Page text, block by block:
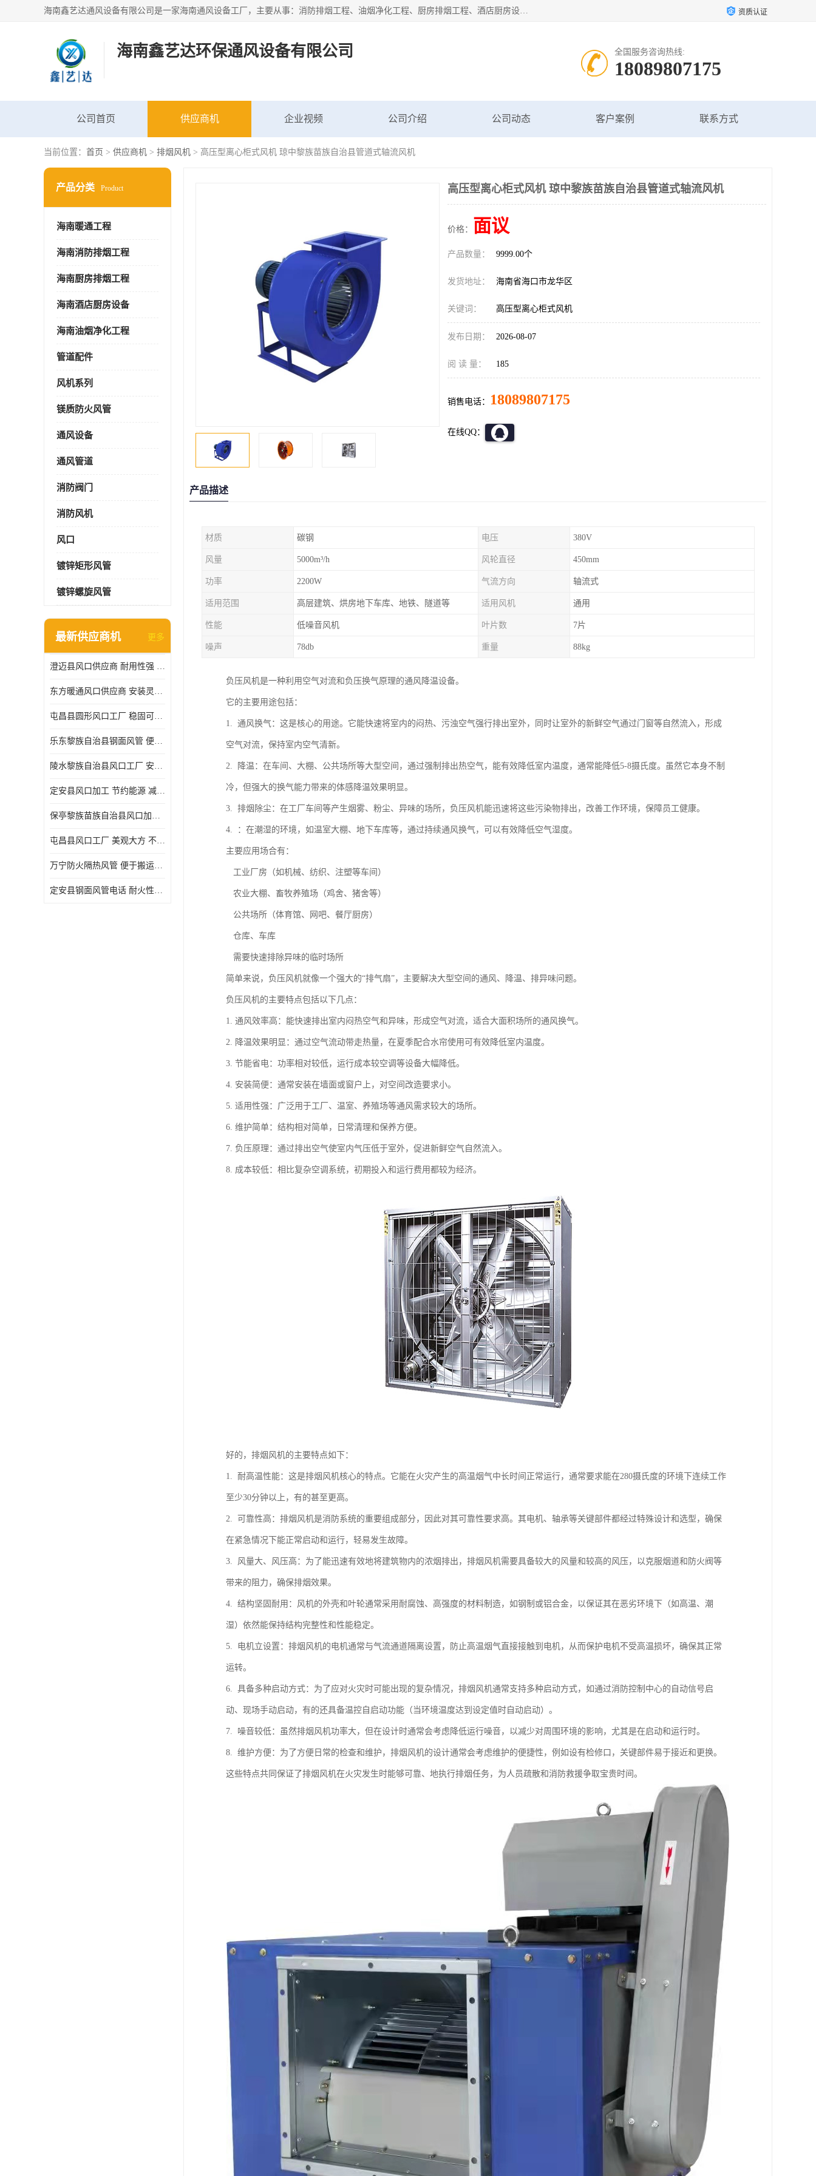
海南鑫艺达通风设备有限公司是一家海南通风设备工厂，主要从事：消防排烟工程、油烟净化工程、厨房排烟工程、酒店厨房设备、新风排风系统、镀锌铁皮管道加工、暖通工程、通风管道安装、消防火阀百叶风口等业务。公司拥有管道及配件一体化工厂生产线，良好的售后服务，良好的设计团队，良好的施工团队、良好管理人员，掌握畅通丰富的信息、市场渠道。 资质认证
海南鑫艺达环保通风设备有限公司 全国服务咨询热线:
18089807175
公司首页 供应商机 企业视频 公司介绍 公司动态 客户案例 联系方式
当前位置： 首页 > 供应商机 > 排烟风机 > 高压型离心柜式风机 琼中黎族苗族自治县管道式轴流风机
产品分类 Product
海南暖通工程
海南消防排烟工程
海南厨房排烟工程
海南酒店厨房设备
海南油烟净化工程
管道配件
风机系列
镁质防火风管
通风设备
通风管道
消防阀门
消防风机
风口
镀锌矩形风管
镀锌螺旋风管
最新供应商机 更多
澄迈县风口供应商 耐用性强 能够减少能源消耗
东方暖通风口供应商 安装灵活 调节功能强
屯昌县圆形风口工厂 稳固可靠 方便清洁和维修
乐东黎族自治县钢面风管 便于搬运和安装 能够抵抗高温和火灾
陵水黎族自治县风口工厂 安装简便 安装也相对容易
定安县风口加工 节约能源 减少能量损失
保亭黎族苗族自治县风口加工 减少能耗 以适应不同的需求
屯昌县风口工厂 美观大方 不仅具有实用功能
万宁防火隔热风管 便于搬运和安装 良好的导热性能
定安县钢面风管电话 耐火性能好 能够抵抗高温和火灾
高压型离心柜式风机 琼中黎族苗族自治县管道式轴流风机
价格： 面议
产品数量： 9999.00个
发货地址： 海南省海口市龙华区
关键词： 高压型离心柜式风机
发布日期： 2026-08-07
阅 读 量： 185
销售电话： 18089807175
在线QQ：
产品描述
材质 碳钢 电压 380V
风量 5000m³/h 风轮直径 450mm
功率 2200W 气流方向 轴流式
适用范围 高层建筑、烘房地下车库、地铁、隧道等 适用风机 通用
性能 低噪音风机 叶片数 7片
噪声 78db 重量 88kg
负压风机是一种利用空气对流和负压换气原理的通风降温设备。
它的主要用途包括：
1. 通风换气：这是核心的用途。它能快速将室内的闷热、污浊空气强行排出室外，同时让室外的新鲜空气通过门窗等自然流入，形成
空气对流，保持室内空气清新。
2. 降温：在车间、大棚、公共场所等大型空间，通过强制排出热空气，能有效降低室内温度，通常能降低5-8摄氏度。虽然它本身不制
冷，但强大的换气能力带来的体感降温效果明显。
3. 排烟除尘：在工厂车间等产生烟雾、粉尘、异味的场所，负压风机能迅速将这些污染物排出，改善工作环境，保障员工健康。
4. ：在潮湿的环境，如温室大棚、地下车库等，通过持续通风换气，可以有效降低空气湿度。
主要应用场合有：
工业厂房（如机械、纺织、注塑等车间）
农业大棚、畜牧养殖场（鸡舍、猪舍等）
公共场所（体育馆、网吧、餐厅厨房）
仓库、车库
需要快速排除异味的临时场所
简单来说，负压风机就像一个强大的“排气扇”，主要解决大型空间的通风、降温、排异味问题。
负压风机的主要特点包括以下几点：
1. 通风效率高：能快速排出室内闷热空气和异味，形成空气对流，适合大面积场所的通风换气。
2. 降温效果明显：通过空气流动带走热量，在夏季配合水帘使用可有效降低室内温度。
3. 节能省电：功率相对较低，运行成本较空调等设备大幅降低。
4. 安装简便：通常安装在墙面或窗户上，对空间改造要求小。
5. 适用性强：广泛用于工厂、温室、养殖场等通风需求较大的场所。
6. 维护简单：结构相对简单，日常清理和保养方便。
7. 负压原理：通过排出空气使室内气压低于室外，促进新鲜空气自然流入。
8. 成本较低：相比复杂空调系统，初期投入和运行费用都较为经济。
好的，排烟风机的主要特点如下：
1. 耐高温性能：这是排烟风机核心的特点。它能在火灾产生的高温烟气中长时间正常运行，通常要求能在280摄氏度的环境下连续工作
至少30分钟以上，有的甚至更高。
2. 可靠性高：排烟风机是消防系统的重要组成部分，因此对其可靠性要求高。其电机、轴承等关键部件都经过特殊设计和选型，确保
在紧急情况下能正常启动和运行，轻易发生故障。
3. 风量大、风压高：为了能迅速有效地将建筑物内的浓烟排出，排烟风机需要具备较大的风量和较高的风压，以克服烟道和防火阀等
带来的阻力，确保排烟效果。
4. 结构坚固耐用：风机的外壳和叶轮通常采用耐腐蚀、高强度的材料制造，如钢制或铝合金，以保证其在恶劣环境下（如高温、潮
湿）依然能保持结构完整性和性能稳定。
5. 电机立设置：排烟风机的电机通常与气流通道隔离设置，防止高温烟气直接接触到电机，从而保护电机不受高温损坏，确保其正常
运转。
6. 具备多种启动方式：为了应对火灾时可能出现的复杂情况，排烟风机通常支持多种启动方式，如通过消防控制中心的自动信号启
动、现场手动启动，有的还具备温控自启动功能（当环境温度达到设定值时自动启动）。
7. 噪音较低：虽然排烟风机功率大，但在设计时通常会考虑降低运行噪音，以减少对周围环境的影响，尤其是在启动和运行时。
8. 维护方便：为了方便日常的检查和维护，排烟风机的设计通常会考虑维护的便捷性，例如设有检修口，关键部件易于接近和更换。
这些特点共同保证了排烟风机在火灾发生时能够可靠、地执行排烟任务，为人员疏散和消防救援争取宝贵时间。